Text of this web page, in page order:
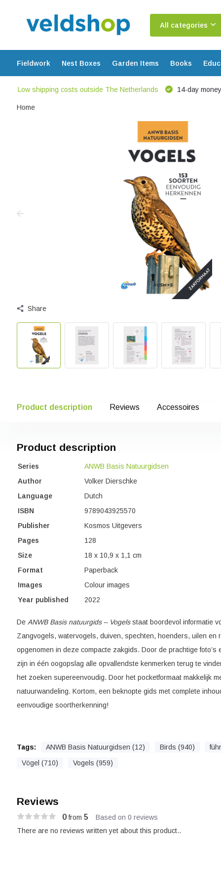
All categories
Fieldwork Nest Boxes Garden Items Books
Low shipping costs outside The Netherlands 14-day
Home
Share
Product description Reviews Accessoires
Product description
Series
ANWB Basis Natuurgidsen
Author
Volker Dierschke
Language
Dutch
ISBN
9789043925570
Publisher
Kosmos Uitgevers
Pages
128
Size
18 x 10,9 x 1,1 cm
Format
Paperback
Images
Colour images
Year published
2022
De ANWB Basis natuurgids – Vogelsstaat boordevol informatie
Zangvogels, watervogels, duiven, spechten, hoenders, uilen en
opgenomen in deze compacte zakgids. Door de prachtige foto’s
zijn in één oogopslag alle opvallendste kenmerken terug te
het zoeken supereenvoudig. Door het pocketformaat makkelijk
natuurwandeling. Kortom, een beknopte gids met complete
eenvoudige soortherkenning!
Tags: ANWB Basis Natuurgidsen (12) Birds (940)
Vögel (710)
Vogels (959)
Reviews
0from 5 Based on 0 reviews
There are no reviews written yet about this product..